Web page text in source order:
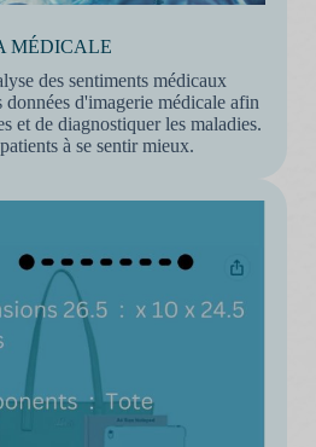
MÉDICALE
des sentiments médicaux
données d'imagerie médicale afin
et de diagnostiquer les maladies.
à se sentir mieux.